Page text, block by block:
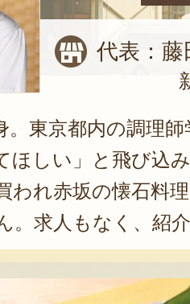
代表：藤
。東京都内の調理
ほしい」と飛び込
われ赤坂の懐石料
。求人もなく、紹
しいと言われる同
家である割烹ふじ